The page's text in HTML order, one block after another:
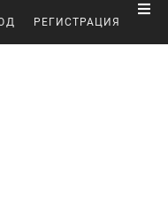
РЕГИСТРАЦИЯ